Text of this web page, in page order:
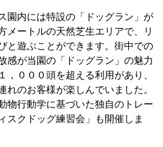
園内には特設の「ドッグラン」が
メートルの天然芝生エリアで、リ
と遊ぶことができます。街中での
感が当園の「ドッグラン」の魅力
，０００頭を超える利用があり、
れのお客様が楽しんでいました。
物行動学に基づいた独自のトレー
スクドッグ練習会」も開催しま